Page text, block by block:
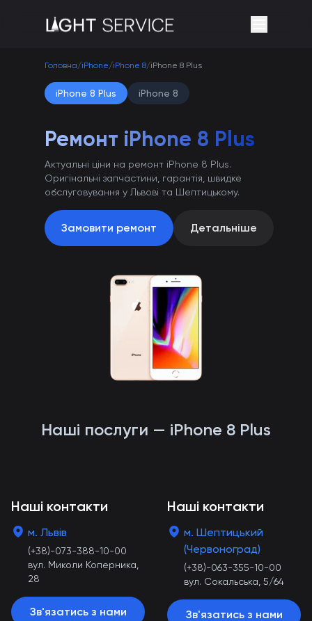
Головна/iPhone/iPhone 8/iPhone 8 Plus
iPhone 8 Plus iPhone 8
Ремонт iPhone 8 Plus
Актуальні ціни на ремонт iPhone 8 Plus.
Оригінальні запчастини, гарантія, швидке
обслуговування у Львові та Шептицькому.
Замовити ремонт Детальніше
Наші послуги — iPhone 8 Plus
Наші контакти
м. Львів
(+38)-073-388-10-00
вул. Миколи Коперника,
28
Зв'язатись з нами
Наші контакти
м. Шептицький
(Червоноград)
(+38)-063-355-10-00
вул. Сокальська, 5/64
Зв'язатись з нами